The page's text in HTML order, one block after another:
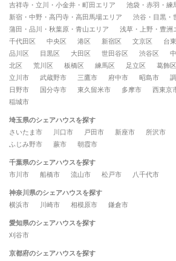
吉祥寺・立川・小金井・町田エリア
池袋・赤羽・練
新宿・中野・高円寺・高田馬場エリア
渋谷・目黒・
蒲田・品川・秋葉原・青山エリア
浅草・上野・豊洲
千代田区
中央区 港区 新宿区 文京区 台
品川区
目黒区 大田区 世田谷区 渋谷区
北区
荒川区 板橋区 練馬区 足立区 葛飾区
立川市
武蔵野市 三鷹市 府中市 昭島市
日野市
国分寺市 東久留米市 多摩市 西東京
稲城市
埼玉県のシェアハウスを探す
さいたま市
川口市 戸田市 新座市 所沢市
ふじみ野市
蕨市 朝霞市
千葉県のシェアハウスを探す
市川市
船橋市 流山市 松戸市 八千代市
神奈川県のシェアハウスを探す
横浜市
川崎市 相模原市 鎌倉市
愛知県のシェアハウスを探す
刈谷市
京都府のシェアハウスを探す